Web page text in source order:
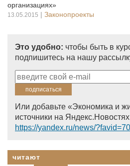
организациях»
13.05.2015 | Законопроекты
Это удобно: чтобы быть в
подпишитесь на нашу
Или добавьте «Экономика и
источники на
https://yandex.ru/news/
читают